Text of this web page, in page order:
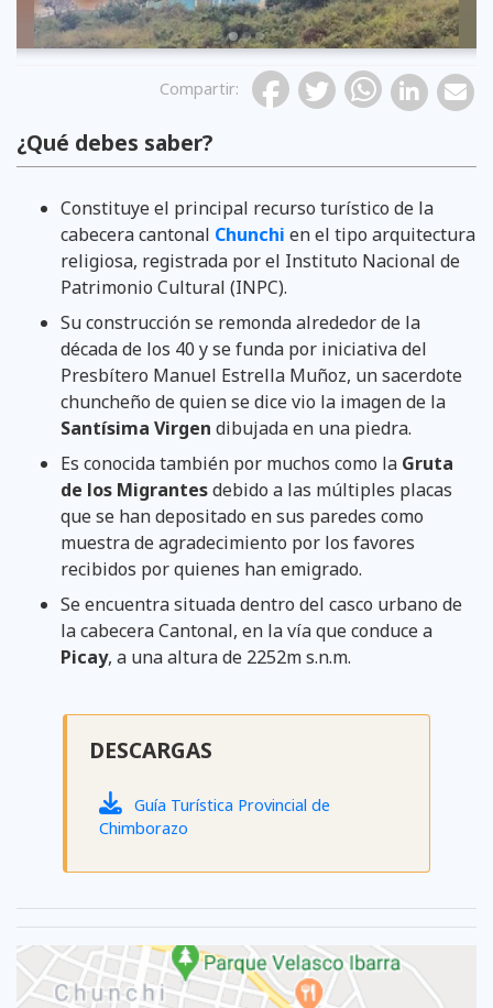
Compartir:
¿Qué debes saber?
Constituye el principal recurso turístico de la
cabecera cantonal Chunchi en el tipo arquitectura
religiosa, registrada por el Instituto Nacional de
Patrimonio Cultural (INPC).
Su construcción se remonda alrededor de la
década de los 40 y se funda por iniciativa del
Presbítero Manuel Estrella Muñoz, un sacerdote
chuncheño de quien se dice vio la imagen de la
Santísima Virgen dibujada en una piedra.
Es conocida también por muchos como la Gruta
de los Migrantesdebido a las múltiples placas
que se han depositado en sus paredes como
muestra de agradecimiento por los favores
recibidos por quienes han emigrado.
Se encuentra situada dentro del casco urbano de
la cabecera Cantonal, en la vía que conduce a
Picay, a una altura de 2252m s.n.m.
DESCARGAS
Guía Turística Provincial de
Chimborazo